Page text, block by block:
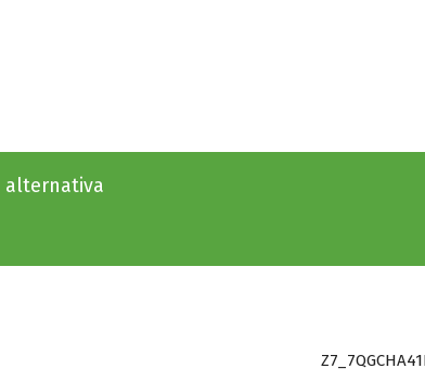
alternativa